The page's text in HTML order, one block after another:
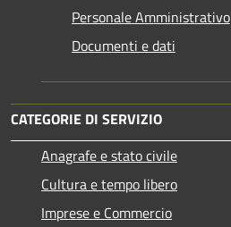
Personale Amministrativo
Documenti e dati
CATEGORIE DI SERVIZIO
Anagrafe e stato civile
Cultura e tempo libero
Imprese e Commercio